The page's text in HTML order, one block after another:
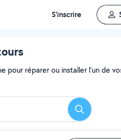
S'inscrire
pour réparer ou installer l'un de
Rechercher